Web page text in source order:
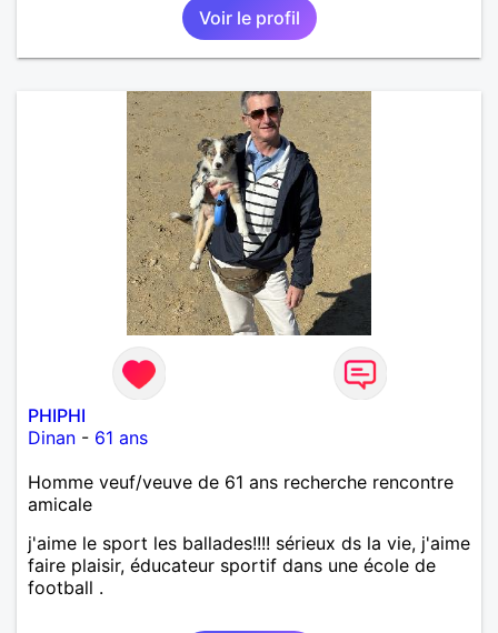
Voir le profil
PHIPHI
Dinan - 61 ans
Homme veuf/veuve de 61 ans recherche rencontre
amicale
j'aime le sport les ballades!!!! sérieux ds la vie, j'aime
faire plaisir, éducateur sportif dans une école de
football .